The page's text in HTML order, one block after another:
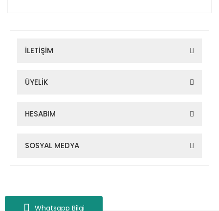
Whatsapp Bilgi
İLETİŞİM
ÜYELİK
HESABIM
SOSYAL MEDYA